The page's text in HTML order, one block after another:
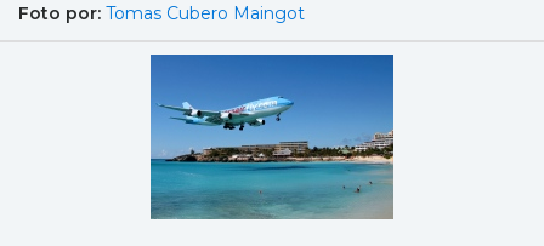
Foto por: Tomas Cubero Maingot